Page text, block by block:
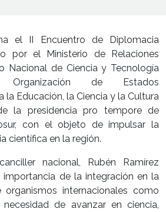
el II Encuentro de Diplomacia
por el Ministerio de Relaciones
Nacional de Ciencia y Tecnología
Organización de Estados
la Educación, la Ciencia y la Cultura
la presidencia pro tempore de
con el objeto de impulsar la
científica en la región.
nacional, Rubén Ramírez
de la integración en la
internacionales como
de avanzar en ciencia,